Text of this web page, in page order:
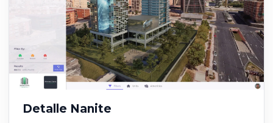
Detalle Nanite